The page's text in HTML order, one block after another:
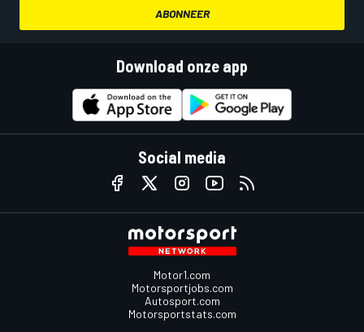
ABONNEER
Download onze app
Social media
Motor1.com
Motorsportjobs.com
Autosport.com
Motorsportstats.com